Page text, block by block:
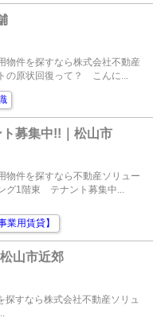
物件を探すなら株式会社不動産
の原状回復って？ こんに...
募集中!!｜松山市
物件を探すなら不動産ソリュー
グ1階東 テナント募集中...
業用賃貸】
山市近郊
探すなら株式会社不動産ソリュ